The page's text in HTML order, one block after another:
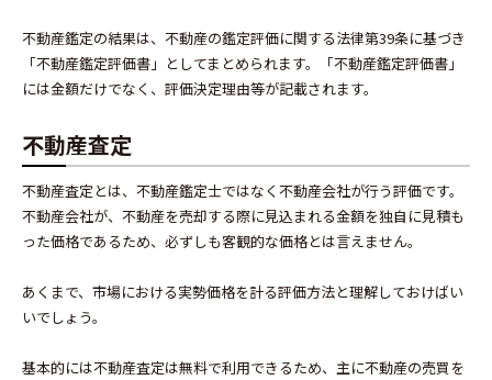
不動産鑑定の結果は、不動産の鑑定評価に関する法律第39条に基づき
「不動産鑑定評価書」としてまとめられます。「不動産鑑定評価書」
には金額だけでなく、評価決定理由等が記載されます。
不動産査定
不動産査定とは、不動産鑑定士ではなく不動産会社が行う評価です。
不動産会社が、不動産を売却する際に見込まれる金額を独自に見積も
った価格であるため、必ずしも客観的な価格とは言えません。
あくまで、市場における実勢価格を計る評価方法と理解しておけばい
いでしょう。
基本的には不動産査定は無料で利用できるため、主に不動産の売買を